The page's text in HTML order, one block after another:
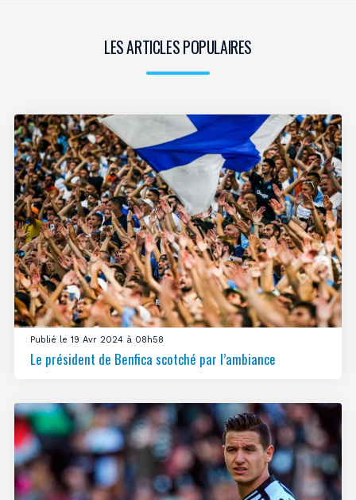
LES ARTICLES POPULAIRES
Publié le 19 Avr 2024 à 08h58
Le président de Benfica scotché par l’ambiance